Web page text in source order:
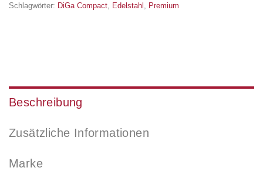
Schlagwörter: DiGa Compact Edelstahl Premium
Beschreibung
Zusätzliche Informationen
Marke